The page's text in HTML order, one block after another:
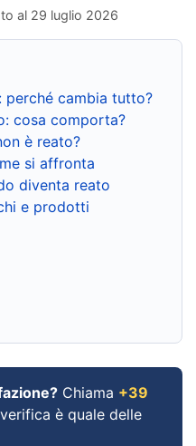
al 29 luglio 2026
perché cambia tutto?
cosa comporta?
è reato?
si affronta
diventa reato
e prodotti
Chiama +39
è quale delle